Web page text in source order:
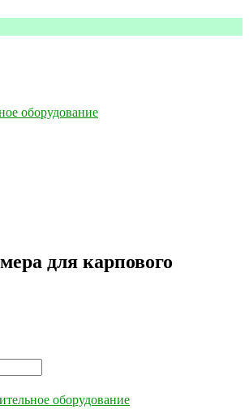
оборудование
для карпового
оборудование